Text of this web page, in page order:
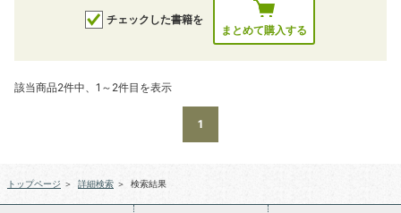
チェックした書籍を
まとめて購入する
該当商品2件中、1～2件目を表示
1
トップページ ＞ 詳細検索 ＞ 検索結果